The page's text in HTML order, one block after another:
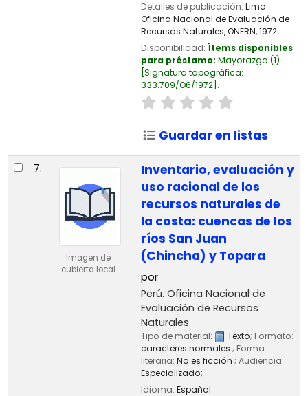
Detalles de publicación: Lima:
Oficina Nacional de Evaluación de
Recursos Naturales, ONERN,1972
Disponibilidad: Ítems disponibles
para préstamo: Mayorazgo (1)
Signatura topográfica:
333.709/O6/1972 .
Guardar en listas
7.
Imagen de
cubierta local
Inventario, evaluación y
uso racional de los
recursos naturales de
la costa: cuencas de los
ríos San Juan
(Chincha) y Topara
por
Perú. Oficina Nacional de
Evaluación de Recursos
Naturales
Tipo de material: Texto; Formato:
caracteres normales ; Forma
literaria: No es ficción ; Audiencia:
Especializado;
Idioma: Español